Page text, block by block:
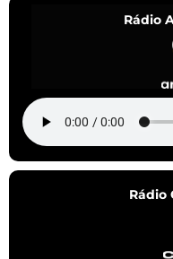
Rádio
Rádio